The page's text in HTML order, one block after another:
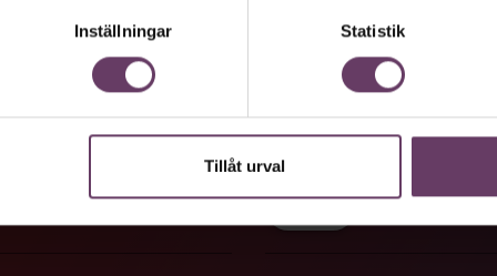
Inställningar Statistik
Tillåt urval
här mönstret kom igen i alla
som heter kronobiologi, och som
I vår hjärna finns faktiskt ett litet
suprachiasmatiska kärnan
i kroppstemperatur,